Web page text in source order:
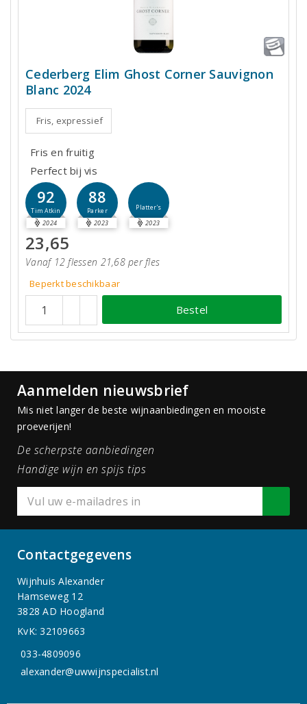
Cederberg Elim Ghost Corner Sauvignon
Blanc 2024
Fris, expressief
Fris en fruitig
Perfect bij vis
92
Tim Atkin
2024
88
Parker
2023
Platter's
2023
23,65
Vanaf 12 flessen 21,68 per fles
Beperkt beschikbaar
Bestel
Aanmelden nieuwsbrief
Mis niet langer de beste wijnaanbiedingen en mooiste
proeverijen!
De scherpste aanbiedingen
Handige wijn en spijs tips
Contactgegevens
Wijnhuis Alexander
Hamseweg 12
3828 AD Hoogland
KvK: 32109663
033-4809096
alexander@uwwijnspecialist.nl